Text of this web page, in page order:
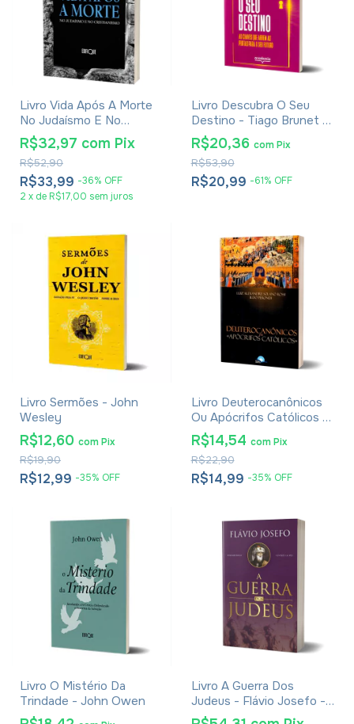
Livro Vida Após A Morte
No Judaísmo E No
Cristianismo
R$33,99 -36% OFF
R$52,90
R$32,97 com Pix
2 x de R$17,00 sem juros
Livro Descubra O Seu
Destino - Tiago Brunet -
Versão Econômica
R$20,99 -61% OFF
R$53,90
R$20,36 com Pix
Livro Sermões - John
Wesley
R$12,99 -35% OFF
R$19,90
R$12,60 comPix
Livro Deuterocanônicos
Ou Apócrifos Católicos -
Luiz Alexandre Solano
Rossi E Ildo Perondi
R$14,99 -35% OFF
R$22,90
R$14,54 com Pix
Livro O Mistério Da
Trindade - John Owen
Livro A Guerra Dos
Judeus - Flávio Josefo -
Edição Completa Em